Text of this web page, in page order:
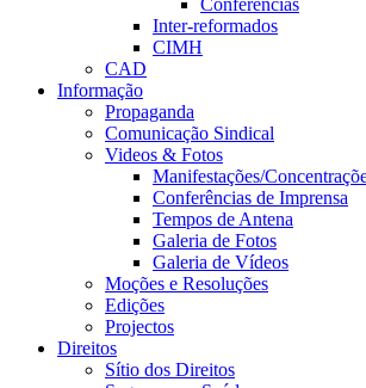
Inter-reformados
CIMH
CAD
Informação
Propaganda
Comunicação Sindical
Videos & Fotos
Manifestações/
Conferências de Imprensa
Tempos de Antena
Galeria de Fotos
Galeria de Vídeos
Moções e Resoluções
Edições
Projectos
Direitos
Sítio dos Direitos